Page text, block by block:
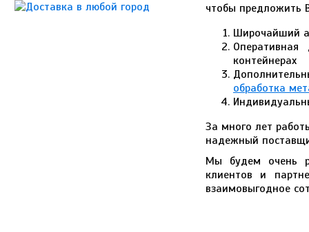
чтобы предложить
Широчайший
контейнерах
обработка
За много лет
надежный
Мы будем очень
клиентов и
взаимовыгодное